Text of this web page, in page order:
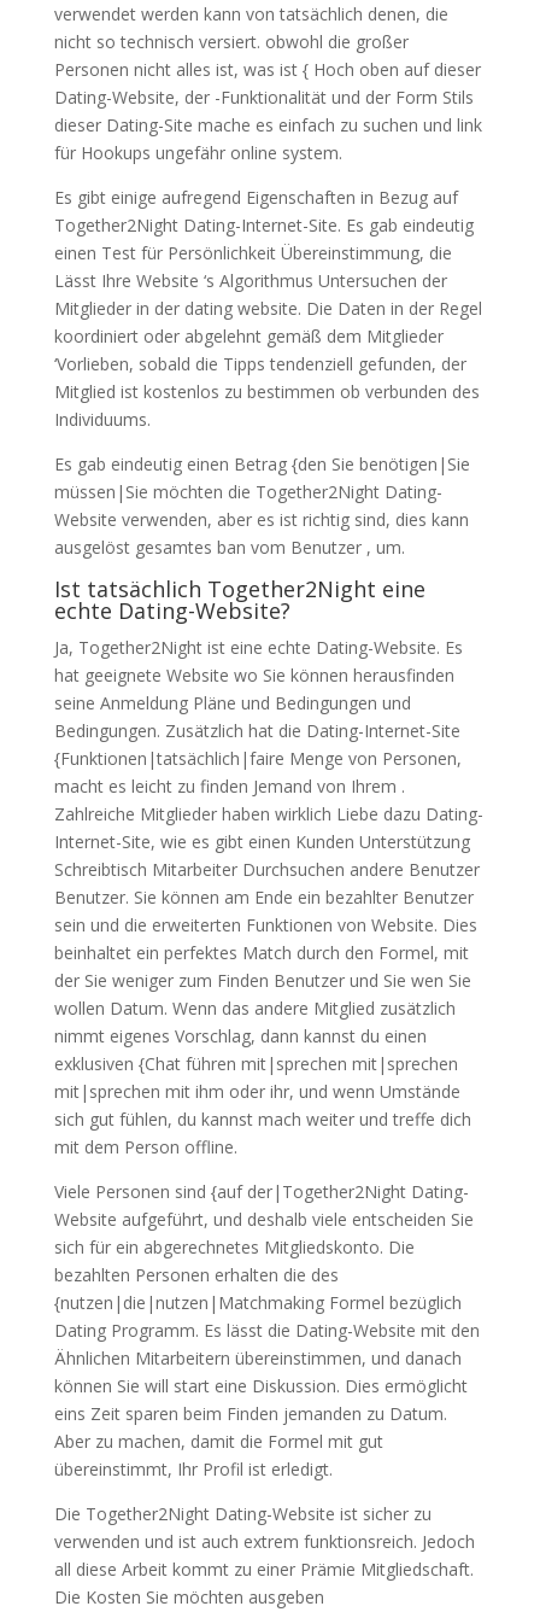
verwendet werden kann von tatsächlich denen, die
nicht so technisch versiert. obwohl die großer
Personen nicht alles ist, was ist { Hoch oben auf dieser
Dating-Website, der -Funktionalität und der Form Stils
dieser Dating-Site mache es einfach zu suchen und link
für Hookups ungefähr online system.
Es gibt einige aufregend Eigenschaften in Bezug auf
Together2Night Dating-Internet-Site. Es gab eindeutig
einen Test für Persönlichkeit Übereinstimmung, die
Lässt Ihre Website ‘s Algorithmus Untersuchen der
Mitglieder in der dating website. Die Daten in der Regel
koordiniert oder abgelehnt gemäß dem Mitglieder
‘Vorlieben, sobald die Tipps tendenziell gefunden, der
Mitglied ist kostenlos zu bestimmen ob verbunden des
Individuums.
Es gab eindeutig einen Betrag {den Sie benötigen|Sie
müssen|Sie möchten die Together2Night Dating-
Website verwenden, aber es ist richtig sind, dies kann
ausgelöst gesamtes ban vom Benutzer , um.
Ist tatsächlich Together2Night eine
echte Dating-Website?
Ja, Together2Night ist eine echte Dating-Website. Es
hat geeignete Website wo Sie können herausfinden
seine Anmeldung Pläne und Bedingungen und
Bedingungen. Zusätzlich hat die Dating-Internet-Site
{Funktionen|tatsächlich|faire Menge von Personen,
macht es leicht zu finden Jemand von Ihrem .
Zahlreiche Mitglieder haben wirklich Liebe dazu Dating-
Internet-Site, wie es gibt einen Kunden Unterstützung
Schreibtisch Mitarbeiter Durchsuchen andere Benutzer
Benutzer. Sie können am Ende ein bezahlter Benutzer
sein und die erweiterten Funktionen von Website. Dies
beinhaltet ein perfektes Match durch den Formel, mit
der Sie weniger zum Finden Benutzer und Sie wen Sie
wollen Datum. Wenn das andere Mitglied zusätzlich
nimmt eigenes Vorschlag, dann kannst du einen
exklusiven {Chat führen mit|sprechen mit|sprechen
mit|sprechen mit ihm oder ihr, und wenn Umstände
sich gut fühlen, du kannst mach weiter und treffe dich
mit dem Person offline.
Viele Personen sind {auf der|Together2Night Dating-
Website aufgeführt, und deshalb viele entscheiden Sie
sich für ein abgerechnetes Mitgliedskonto. Die
bezahlten Personen erhalten die des
{nutzen|die|nutzen|Matchmaking Formel bezüglich
Dating Programm. Es lässt die Dating-Website mit den
Ähnlichen Mitarbeitern übereinstimmen, und danach
können Sie will start eine Diskussion. Dies ermöglicht
eins Zeit sparen beim Finden jemanden zu Datum.
Aber zu machen, damit die Formel mit gut
übereinstimmt, Ihr Profil ist erledigt.
Die Together2Night Dating-Website ist sicher zu
verwenden und ist auch extrem funktionsreich. Jedoch
all diese Arbeit kommt zu einer Prämie Mitgliedschaft.
Die Kosten Sie möchten ausgeben